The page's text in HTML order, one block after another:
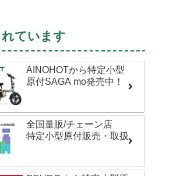
ています
AINOHOTから特定小型
原付SAGA mo発売中！
全国量販/チェーン店
特定小型原付販売・取扱